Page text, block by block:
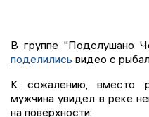
В группе "Подслушано
поделились видео с
К сожалению, вместо
мужчина увидел в реке
на поверхности: